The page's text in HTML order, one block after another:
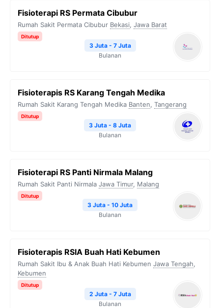
Fisioterapi RS Permata Cibubur
Rumah Sakit Permata Cibubur Bekasi, Jawa Barat
Ditutup
3 Juta - 7 Juta
Bulanan
Fisioterapis RS Karang Tengah Medika
Rumah Sakit Karang Tengah Medika Banten, Tangerang
Ditutup
3 Juta - 8 Juta
Bulanan
Fisioterapi RS Panti Nirmala Malang
Rumah Sakit Panti Nirmala Jawa Timur, Malang
Ditutup
3 Juta - 10 Juta
Bulanan
Fisioterapis RSIA Buah Hati Kebumen
Rumah Sakit Ibu & Anak Buah Hati Kebumen Jawa Tengah,
Kebumen
Ditutup
2 Juta - 7 Juta
Bulanan